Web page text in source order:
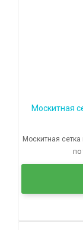
Москитная
Москитная
по